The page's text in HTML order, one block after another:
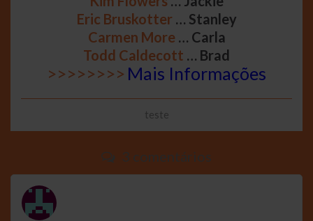
Eric Bruskotter… Stanley
Carmen More … Carla
Todd Caldecott … Brad
>>>>>>>> Mais Informações
teste
3 comentários